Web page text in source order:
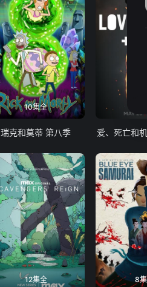
10集全
瑞克和莫蒂 第八季 爱、死亡和
12集全 8